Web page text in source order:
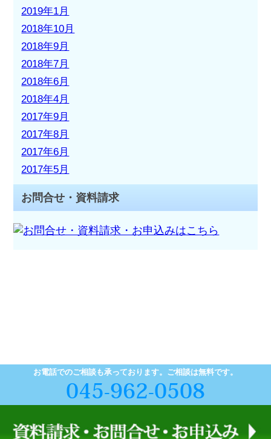
2019年1月
2018年10月
2018年9月
2018年7月
2018年6月
2018年4月
2017年9月
2017年8月
2017年6月
2017年5月
お問合せ・資料請求
お電話でのご相談も承っております。ご相談は無料です。
045-962-0508